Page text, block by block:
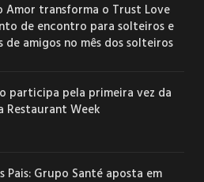
Amor transforma o Trust Love
de encontro para solteiros e
de amigos no mês dos solteiros
participa pela primeira vez da
Restaurant Week
Pais: Grupo Santé aposta em